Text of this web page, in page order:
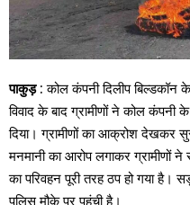
पाकुड़: कोल कंपनी दिलीप बिल्डकॉन के
विवाद के बाद ग्रामीणों ने कोल कंपनी
दिया। ग्रामीणों का आक्रोश देखकर
मनमानी का आरोप लगाकर ग्रामीणों
का परिवहन पूरी तरह ठप हो गया है।
पुलिस मौके पर पहुंची है।